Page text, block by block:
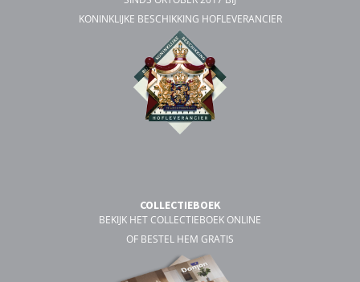
KONINKLIJKE BESCHIKKING HOFLEVERANCIER
COLLECTIEBOEK
BEKIJK HET COLLECTIEBOEK ONLINE
OF BESTEL HEM GRATIS